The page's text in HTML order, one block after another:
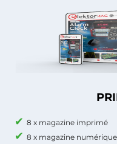
8 x magazine imprimé
8 x magazine numérique